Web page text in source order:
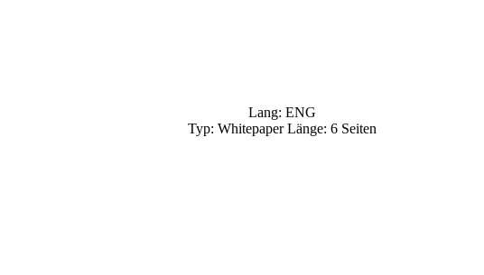
Lang: ENG
Typ: Whitepaper Länge: 6 Seiten